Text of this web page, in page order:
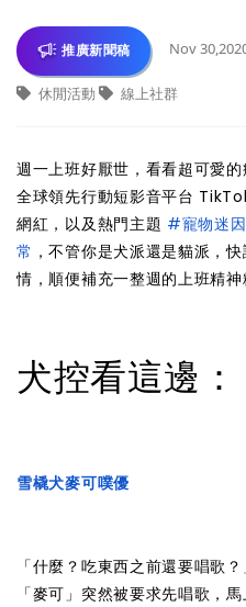
推廣新聞稿 Nov
休閒活動 線上社群
週一上班好厭世，看看超可愛
全球領先行動短影音平台
網紅，以及熱門主題 #寵物迷因
常 ，不管你是犬派還是貓派，
情，順便補充一整週的上班精神
犬控看這邊：
雪橇犬麥可噗優
「什麼？吃東西之前還要唱歌
「麥可」突然被要求先唱歌，